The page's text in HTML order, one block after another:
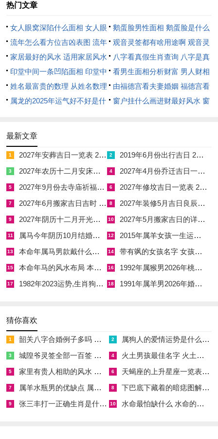
入慎行、远避高危之地为要；血刃星暗伏，家宅之中须防利器伤
浮沉星乃「欺山莫欺水」之凶煞。主水上活动易生意外，此年远
足涉水须格外谨慎，切勿涉险。化解之法，宜多食用清热滋阴之
食，规律作息、适度运动，使水火既济，脏腑平与；亦可佩戴金
银饰品以泄火生水，调候阴阳，以金之凉气制约午火之燥烈。
提车择吉，非同儿戏，车辆在玄学之中绝非冰冷机械，其气场之
盛堪比移动宅邸，引擎轰鸣牵动八方金气，轮胎流转扰动四路土
煞；择吉日提车，实则是将此钢铁之躯置于天地气场的交汇之
点，以求五行顺遂、金土相生之格局；若吉神护佑，则车行万里
平安顺遂；若凶煞当道，纵使车辆性能绝佳，亦难免磕碰波折或
意外破财。
丙午年太岁方在正南。三煞方在正北，五黄煞亦居正南；故提车
归家之时出库方向忌直冲正南太岁方或正北三煞方，尤忌从正北
方向驶入新车，因正北为岁破位兼三煞位，主破财离散与意外血
光。
（上午七时至九时）得晨光阳气升腾，最能承接吉星之应，是为
启行之佳期。
择日之时须避开与辰龙相冲之戌日、相害之卯日、相破之丑日，
而宜选与辰龙相合之日，如申日或子日以增强气场。
五行上新车属金，若车主命格金旺，再择金气旺盛之日提车，必
成「金刚过刚」之凶相，需借木火之日调与，以木泄金气、以火
热门文章
女人眼窝深陷什么面相 女人眼
窝深陷是短命相吗
鹅蛋脸男性面相 鹅蛋脸是什么
脸型男性
流年怎么看方位吉凶表图 流年
位置怎么看
观音灵签都有啥用途啊 观音灵
签全部签签词
家居最好的风水 适用家居风水
八字看真假生肖查询 八字是真
还是假
印堂中间一条凹陷面相 印堂中
间有条线沟好不好
看男生面相分析财富 男人财相
从哪里看
姓名最富贵的数理 从姓名数理
看富豪
由福德宫看夫妻婚姻 福德宫看
配偶生肖
属龙的2025年运气好不好是什
2025年属龙人的全年运势
窗户挂什么画进财最好风水 窗
最新文章
1 2027年安葬吉日一览表 2027年12月安葬吉日一览表 2 2019年6月份出行吉日 2027年6月出行吉日一览表
3 2027年农历十二月安床吉日 2027年正月安床吉日吉时查询 4 2027年4月份乔迁吉日一览表 2027年4月乔迁吉日吉时查询
5 2027年9月份去寺庙祈福的日子 2027年5月去寺庙吉日一览表 6 2027年修坟吉日一览表 2027年农历2月修坟吉日一览表
7 2027年6月搬家吉日吉时 2027年农历6月搬家吉日一览表 8 2027年装修5月吉日良辰查询表 2027年农历5月装修吉日一览表
9 2027年阴历十二月开光吉日 2027年12月开光吉日一览表 10 2027年5月搬家吉日的详细解释 2027年5月搬家吉日吉时查询
11 属马今年阴历10月结婚好吗 属马还有几年本命年结婚呢好吗 12 2015年属羊女孩一生运势 2015年属羊女2026年健康运好吗
13 本命年属马男款戴什么财神 本命年属马男士戴什么好一点 14 带有飒的女孩名字 女孩取名字带飒字有什么名字好听
15 本命年马的风水布局 本命年马的佛像怎么摆放 16 1992年属猴男2026年桃花运 1992年属猴男2026年感情运如何
17 1982年2023运势,生肖狗1982年2023运势 18 1991年属羊男2026年婚姻运势 1991年属羊男2026年感情运如何
猜你喜欢
1 韶关八字合婚例子多吗 韶关八字测风水 2 属狗人的爱情运势是什么意思 属狗的人爱情观
3 城隍爷灵签全部一百签 城隍爷灵签解签大全 4 火土男孩最佳名字 火土属性的字男孩名字有哪些
5 家里有贵人相助的风水 家里有贵人是什么意思 6 天蝎座的上升星座一览表 天蝎座的上升星座查询
7 属羊水瓶男的优缺点 属羊水瓶座男生性格爱情观 8 下巴底下藏着的暗痣图解 下巴尖底下有痣代表什么
9 张三丰打一正确生肖是什么意思 张三丰是指什么生肖 10 水命最怕缺什么 水命的人忌什么